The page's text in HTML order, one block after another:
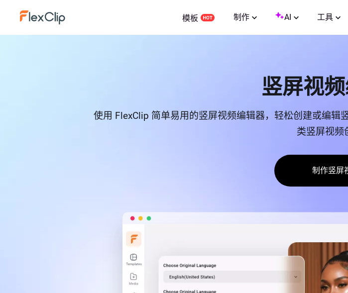
模板 制作 AI 工具
竖屏视
使用 FlexClip 简单易用的竖屏视频编辑器，轻松创建或编辑
类竖屏视频
制作竖屏